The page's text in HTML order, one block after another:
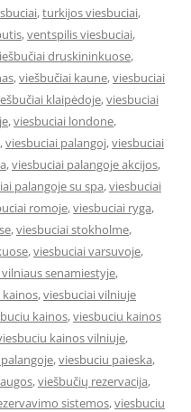
,turkijos viesbuciai,
,ventspilis viesbuciai,
druskininkuose,
,viešbučiai kaune,viesbuciai
klaipėdoje,viesbuciai
,viesbuciai londone,
,viesbuciai palangoj,viesbuciai
,viesbuciai palangoje akcijos,
palangoje su spa,viesbuciai
romoje,viesbuciai ryga,
,viesbuciai stokholme,
,viesbuciai varsuvoje,
senamiestyje,
,viesbuciai vilniuje
kainos,viesbuciu kainos
kainos vilniuje,
,viesbuciu paieska,
,viešbučių rezervacija,
sistemos,viesbuciu